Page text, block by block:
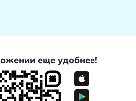
еще удобнее!